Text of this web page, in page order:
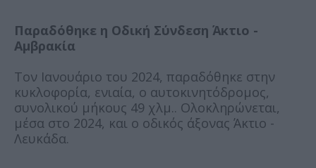
Παραδόθηκε η Οδική Σύνδεση Άκτιο -
Αμβρακία
Τον Ιανουάριο του 2024, παραδόθηκε στην
κυκλοφορία, ενιαία, ο αυτοκινητόδρομος,
συνολικού μήκους 49 χλμ.. Ολοκληρώνεται,
μέσα στο 2024, και ο οδικός άξονας Άκτιο -
Λευκάδα.